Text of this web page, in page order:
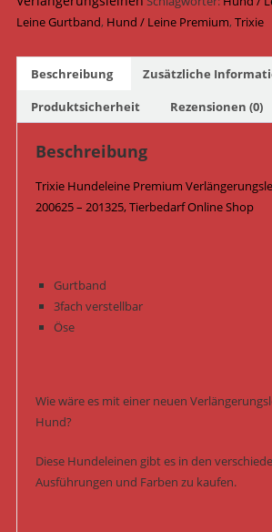
-
/
Flieder
Menge
Leine Gurtband, Hund / Leine Premium,Trixie
Beschreibung
Zusätzliche
Produktsicherheit
Rezensionen (0)
Beschreibung
Trixie Hundeleine Premium
200625 – 201325, Tierbedarf Online Shop
Gurtband
3fach verstellbar
Öse
Wie wäre es mit einer neuen
Hund?
Diese Hundeleinen gibt es in den
Ausführungen und Farben zu kaufen.